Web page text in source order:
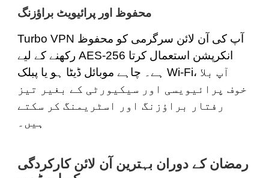
محفوظ اور پرائیویٹ براؤزنگ
Turbo VPN آپ کی آن لائن سرگرمی کو محفوظ
رکھنے کے لیے AES-256 انکرپشن استعمال کرتا
ہے۔ چاہے موبائل ڈیٹا ہو یا پبلک Wi-Fi، آپ بلا
خوف پرائیویسی اور سیکیورٹی کے بغیر تیز
رفتار براؤزنگ اور اسٹریمنگ کر سکتے
ہیں۔
رمضان کے دوران بہترین آن لائن کارکردگی